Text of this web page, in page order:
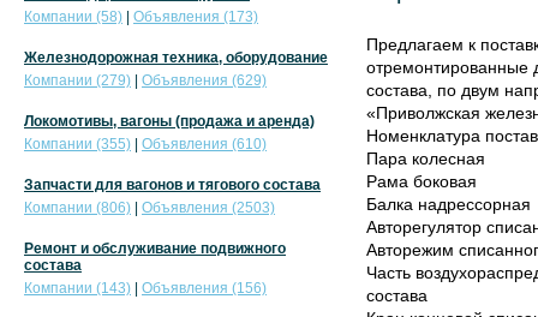
Предлагаем к
отремонтированные
состава, по двум
«Приволжская
Номенклатура
Пара колесная
Рама боковая
Балка надрессорная
Авторегулятор
Авторежим
Часть
состава
Компании (58)
Объявления (173)
Железнодорожная техника, оборудование
Компании (279)
Объявления (629)
Локомотивы, вагоны (продажа и аренда)
Компании (355)
Объявления (610)
Запчасти для вагонов и тягового состава
Компании (806)
Объявления (2503)
Ремонт и обслуживание подвижного
состава
Компании (143)
Объявления (156)